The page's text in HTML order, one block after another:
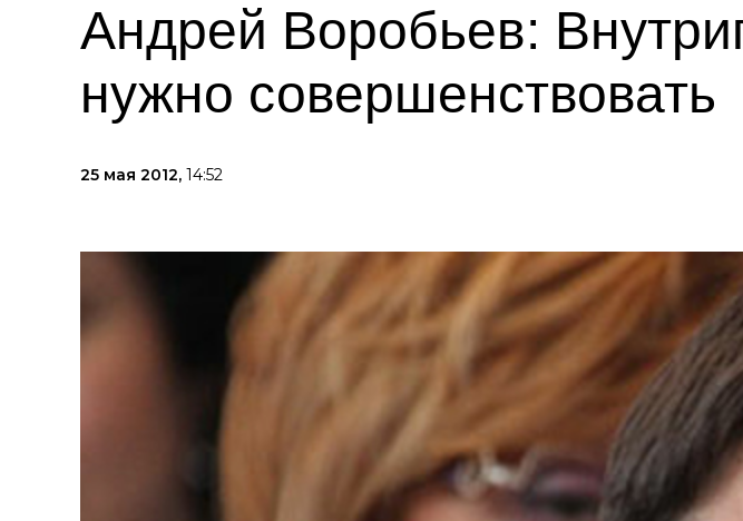
Андрей Воробьев:
нужно совершенствовать
25 мая 2012, 14:52